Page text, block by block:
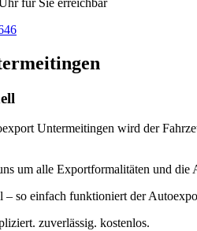
Untermeitingen wird der
um alle Exportformalitäten und die
– so einfach funktioniert der
zuverlässig. kostenlos.